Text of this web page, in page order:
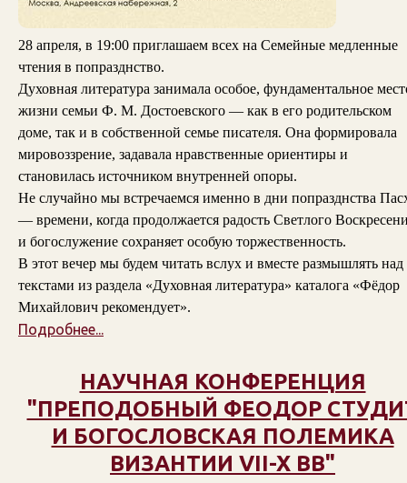
28 апреля, в 19:00 приглашаем всех на Семейные медленные
чтения в попразднство.
Духовная литература занимала особое, фундаментальное
жизни семьи Ф. М. Достоевского — как в его родительском
доме, так и в собственной семье писателя. Она формировала
мировоззрение, задавала нравственные ориентиры и
становилась источником внутренней опоры.
Не случайно мы встречаемся именно в дни попразднства
— времени, когда продолжается радость Светлого
и богослужение сохраняет особую торжественность.
В этот вечер мы будем читать вслух и вместе размышлять над
текстами из раздела «Духовная литература» каталога «Фёдор
Михайлович рекомендует».
Подробнее...
НАУЧНАЯ КОНФЕРЕНЦИЯ
"ПРЕПОДОБНЫЙ ФЕОДОР
И БОГОСЛОВСКАЯ ПОЛЕМИКА
ВИЗАНТИИ VII-X ВВ"